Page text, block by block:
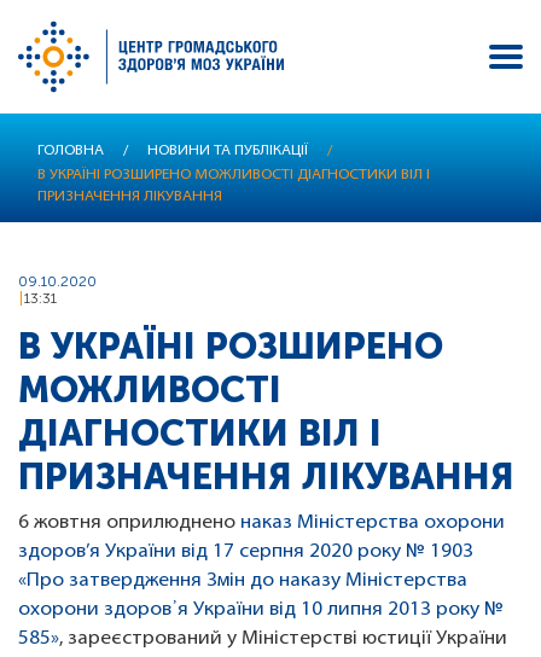
ГОЛОВНА / НОВИНИ ТА ПУБЛІКАЦІЇ
/
В УКРАЇНІ РОЗШИРЕНО МОЖЛИВОСТІ ДІАГНОСТИКИ ВІЛ І
ПРИЗНАЧЕННЯ ЛІКУВАННЯ
09.10.2020
13:31
В УКРАЇНІ РОЗШИРЕНО
МОЖЛИВОСТІ
ДІАГНОСТИКИ ВІЛ І
ПРИЗНАЧЕННЯ ЛІКУВАННЯ
6 жовтня оприлюднено наказ Міністерства охорони
здоров’я України від 17 серпня 2020 року № 1903
«Про затвердження Змін до наказу Міністерства
охорони здоров᾿я України від 10 липня 2013 року №
585», зареєстрований у Міністерстві юстиції України